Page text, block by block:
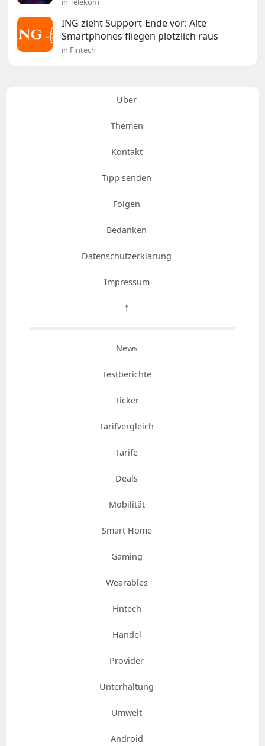
ING zieht Support-Ende vor: Alte
Smartphones fliegen plötzlich raus
in Fintech
Über
Themen
Kontakt
Tipp senden
Folgen
Bedanken
Datenschutzerklärung
Impressum
⇡
News
Testberichte
Ticker
Tarifvergleich
Tarife
Deals
Mobilität
Smart Home
Gaming
Wearables
Fintech
Handel
Provider
Unterhaltung
Umwelt
Android